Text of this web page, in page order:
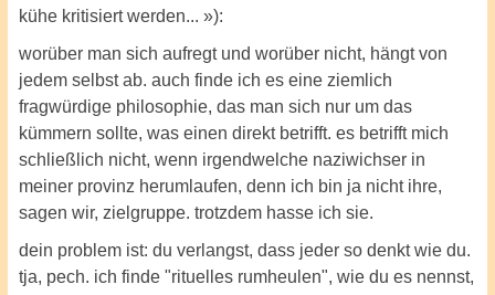
kühe kritisiert werden... »):
worüber man sich aufregt und worüber nicht, hängt von
jedem selbst ab. auch finde ich es eine ziemlich
fragwürdige philosophie, das man sich nur um das
kümmern sollte, was einen direkt betrifft. es betrifft mich
schließlich nicht, wenn irgendwelche naziwichser in
meiner provinz herumlaufen, denn ich bin ja nicht ihre,
sagen wir, zielgruppe. trotzdem hasse ich sie.
dein problem ist: du verlangst, dass jeder so denkt wie du.
tja, pech. ich finde "rituelles rumheulen", wie du es nennst,